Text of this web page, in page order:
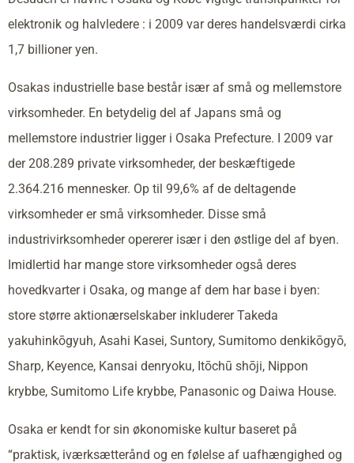
elektronik og halvledere : i 2009 var deres handelsværdi cirka
1,7 billioner yen.
Osakas industrielle base består især af små og mellemstore
virksomheder. En betydelig del af Japans små og
mellemstore industrier ligger i Osaka Prefecture. I 2009 var
der 208.289 private virksomheder, der beskæftigede
2.364.216 mennesker. Op til 99,6% af de deltagende
virksomheder er små virksomheder. Disse små
industrivirksomheder opererer især i den østlige del af byen.
Imidlertid har mange store virksomheder også deres
hovedkvarter i Osaka, og mange af dem har base i byen:
store større aktionærselskaber inkluderer Takeda
yakuhinkōgyuh, Asahi Kasei, Suntory, Sumitomo denkikōgyō,
Sharp, Keyence, Kansai denryoku, Itōchū shōji, Nippon
krybbe, Sumitomo Life krybbe, Panasonic og Daiwa House.
Osaka er kendt for sin økonomiske kultur baseret på
“praktisk, iværksætterånd og en følelse af uafhængighed og